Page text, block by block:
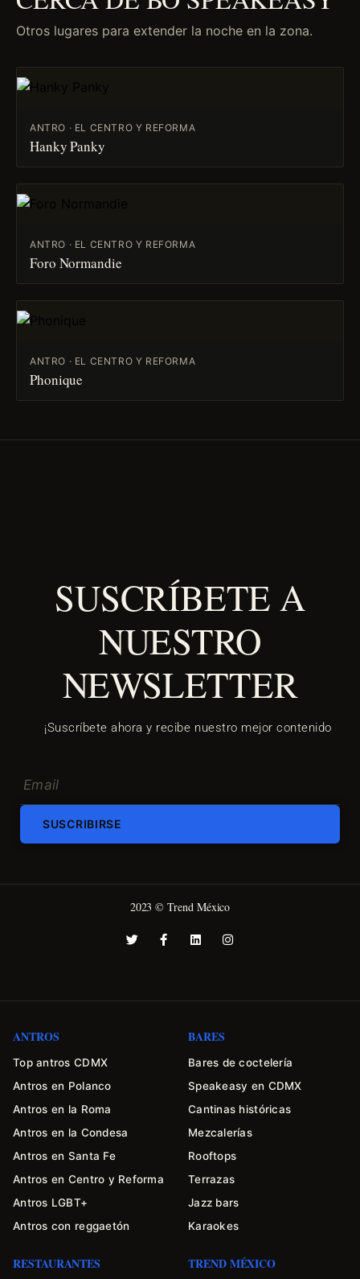
Otros lugares para extender la noche en la zona.
ANTRO · EL CENTRO Y REFORMA
Hanky Panky
ANTRO · EL CENTRO Y REFORMA
Foro Normandie
ANTRO · EL CENTRO Y REFORMA
Phonique
SUSCRÍBETE A
NUESTRO
NEWSLETTER
¡Suscríbete ahora y recibe nuestro mejor contenido
SUSCRIBIRSE
2023 © Trend México
ANTROS
Top antros CDMX
Antros en Polanco
Antros en la Roma
Antros en la Condesa
Antros en Santa Fe
Antros en Centro y Reforma
Antros LGBT+
Antros con reggaetón
BARES
Bares de coctelería
Speakeasy en CDMX
Cantinas históricas
Mezcalerías
Rooftops
Terrazas
Jazz bars
Karaokes
RESTAURANTES TREND MÉXICO